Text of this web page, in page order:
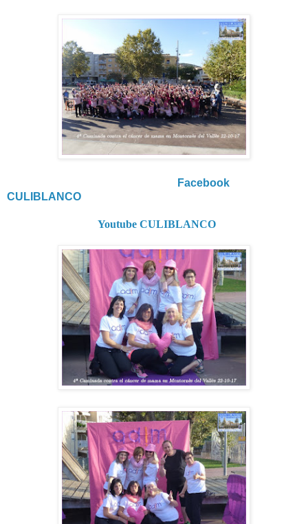
Facebook
CULIBLANCO
Youtube CULIBLANCO